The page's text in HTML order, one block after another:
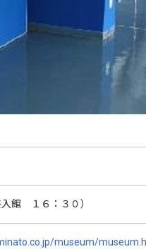
館 １６：３０）
museum/